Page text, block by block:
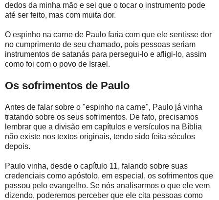
dedos da minha mão e sei que o tocar o instrumento pode
até ser feito, mas com muita dor.
O espinho na carne de Paulo faria com que ele sentisse dor
no cumprimento de seu chamado, pois pessoas seriam
instrumentos de satanás para persegui-lo e afligi-lo, assim
como foi com o povo de Israel.
Os sofrimentos de Paulo
Antes de falar sobre o "espinho na carne", Paulo já vinha
tratando sobre os seus sofrimentos. De fato, precisamos
lembrar que a divisão em capítulos e versículos na Bíblia
não existe nos textos originais, tendo sido feita séculos
depois.
Paulo vinha, desde o capítulo 11, falando sobre suas
credenciais como apóstolo, em especial, os sofrimentos que
passou pelo evangelho. Se nós analisarmos o que ele vem
dizendo, poderemos perceber que ele cita pessoas como